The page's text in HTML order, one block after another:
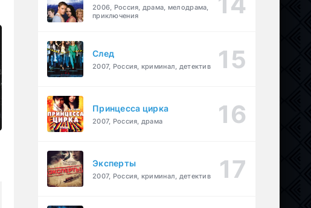
2006, Россия, драма, мелодрама,
приключения
След
2007, Россия, криминал, детектив
Принцесса цирка
2007, Россия, драма
Эксперты
2007, Россия, криминал, детектив